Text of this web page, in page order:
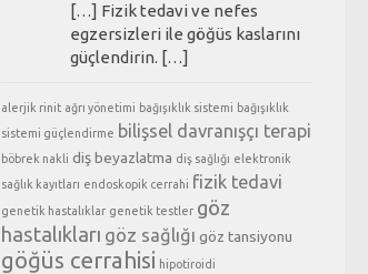
[…] Fizik tedavi ve nefes
egzersizleri ile göğüs kaslarını
güçlendirin. […]
alerjik rinit ağrı yönetimi bağışıklık sistemi bağışıklık
sistemi güçlendirme bilişsel davranışçı terapi
böbrek nakli diş beyazlatma diş sağlığı elektronik
sağlık kayıtları endoskopik cerrahi fizik tedavi
genetik hastalıklar genetik testler göz
hastalıkları göz sağlığı göz tansiyonu
göğüs cerrahisi hipotiroidi